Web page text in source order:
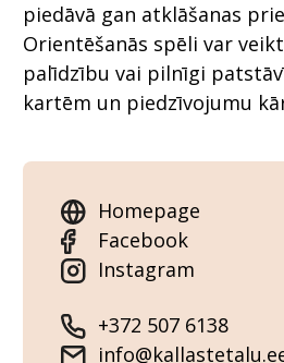
piedāvā gan atklāšanas
Orientēšanās spēli var
palīdzību vai pilnīgi
kartēm un piedzīvojumu
Homepage
Facebook
Instagram
+372 507 6138